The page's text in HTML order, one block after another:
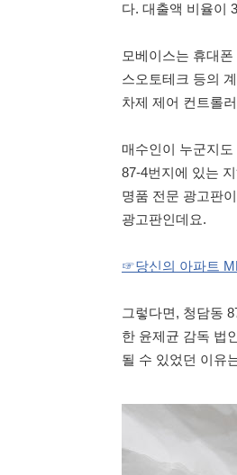
다. 대출액 비율이
모베이스는 휴대
스오토테크 등의
차제 제어 컨트롤
매수인이 누군지
87-4번지에 있는
명품 전문 광고판
광고판인데요.
☞당신의 아파트
그렇다면, 청담동
한 윤제균 감독 법
될 수 있었던 이유